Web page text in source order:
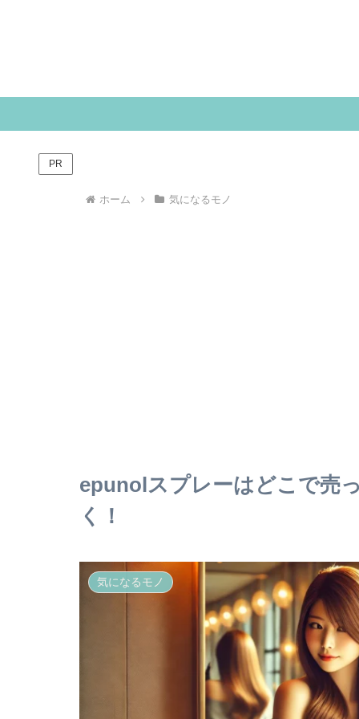
PR
ホーム 気になるモノ
epunolスプレーはどこで売
く！
気になるモノ